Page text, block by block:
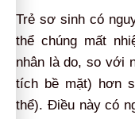
Trẻ sơ sinh có
thể chúng mất
nhân là do, so với
tích bề mặt) hơn
thể). Điều này có